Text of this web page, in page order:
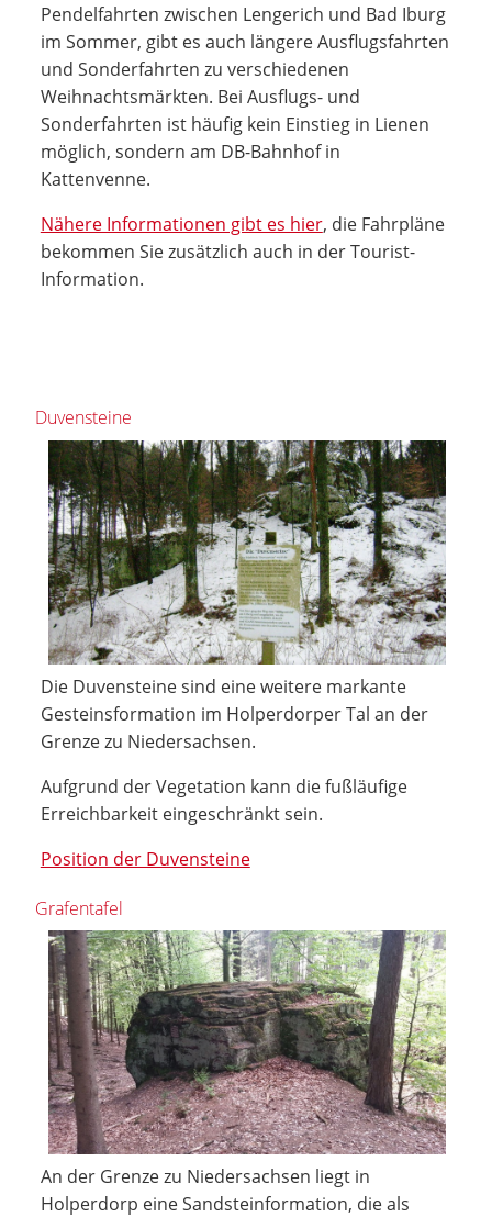
Pendelfahrten zwischen Lengerich und Bad Iburg
im Sommer, gibt es auch längere Ausflugsfahrten
und Sonderfahrten zu verschiedenen
Weihnachtsmärkten. Bei Ausflugs- und
Sonderfahrten ist häufig kein Einstieg in Lienen
möglich, sondern am DB-Bahnhof in
Kattenvenne.
Nähere Informationen gibt es hier, die Fahrpläne
bekommen Sie zusätzlich auch in der Tourist-
Information.
Duvensteine
Die Duvensteine sind eine weitere markante
Gesteinsformation im Holperdorper Tal an der
Grenze zu Niedersachsen.
Aufgrund der Vegetation kann die fußläufige
Erreichbarkeit eingeschränkt sein.
Position der Duvensteine
Grafentafel
An der Grenze zu Niedersachsen liegt in
Holperdorp eine Sandsteinformation, die als